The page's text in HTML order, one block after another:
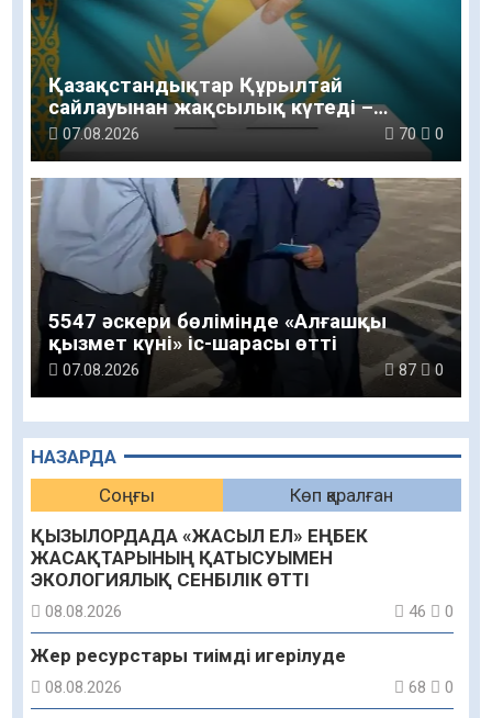
НАЗАРДА
Соңғы
Көп қаралған
ҚЫЗЫЛОРДАДА «ЖАСЫЛ ЕЛ» ЕҢБЕК
ЖАСАҚТАРЫНЫҢ ҚАТЫСУЫМЕН
ЭКОЛОГИЯЛЫҚ СЕНБІЛІК ӨТТІ
08.08.2026 46 0
Жер ресурстары тиімді игерілуде
08.08.2026 68 0
Қазақстандықтар Құрылтай
сайлауынан жақсылық күтеді –
қоғамдық пікір зерттеуі
07.08.2026 70 0
5547 әскери бөлімінде «Алғашқы
қызмет күні» іс-шарасы өтті
07.08.2026 87 0